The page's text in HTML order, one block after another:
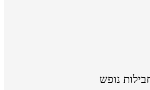
נופש